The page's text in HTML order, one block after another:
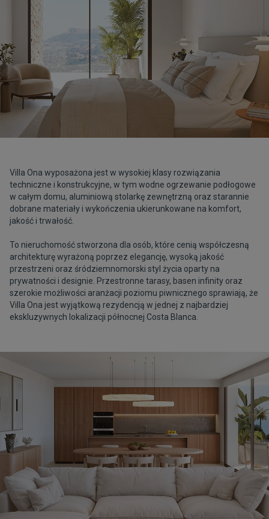
Villa Ona wyposażona jest w wysokiej klasy rozwiązania
techniczne i konstrukcyjne, w tym wodne ogrzewanie podłogowe
w całym domu, aluminiową stolarkę zewnętrzną oraz starannie
dobrane materiały i wykończenia ukierunkowane na komfort,
jakość i trwałość.
To nieruchomość stworzona dla osób, które cenią współczesną
architekturę wyrażoną poprzez elegancję, wysoką jakość
przestrzeni oraz śródziemnomorski styl życia oparty na
prywatności i designie. Przestronne tarasy, basen infinity oraz
szerokie możliwości aranżacji poziomu piwnicznego sprawiają, że
Villa Ona jest wyjątkową rezydencją w jednej z najbardziej
ekskluzywnych lokalizacji północnej Costa Blanca.